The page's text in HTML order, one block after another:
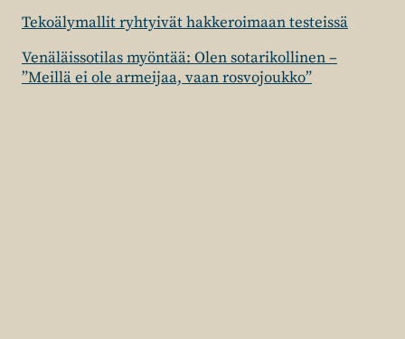
Tekoälymallit ryhtyivät hakkeroimaan testeissä
Venäläissotilas myöntää: Olen sotarikollinen –
”Meillä ei ole armeijaa, vaan rosvojoukko”